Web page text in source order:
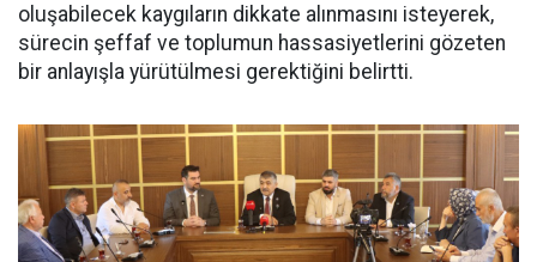
oluşabilecek kaygıların dikkate alınmasını isteyerek,
sürecin şeffaf ve toplumun hassasiyetlerini gözeten
bir anlayışla yürütülmesi gerektiğini belirtti.